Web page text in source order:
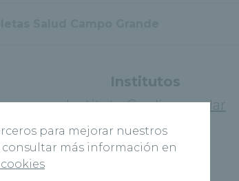
Institutos
Instituto Cardiovascular
para mejorar nuestros
consultar más información en